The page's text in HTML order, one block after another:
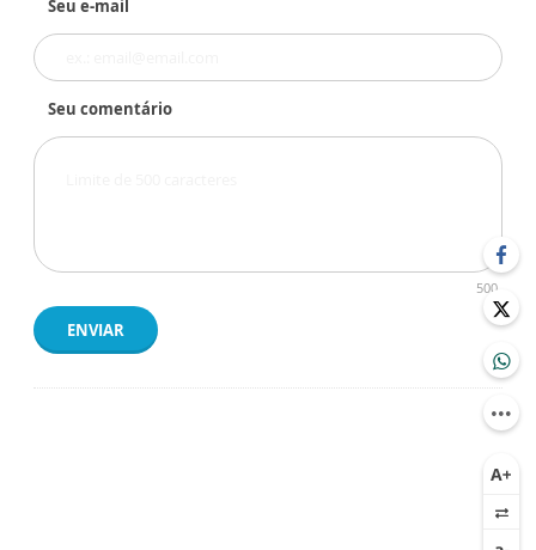
Seu e-mail
Seu comentário
500
ENVIAR